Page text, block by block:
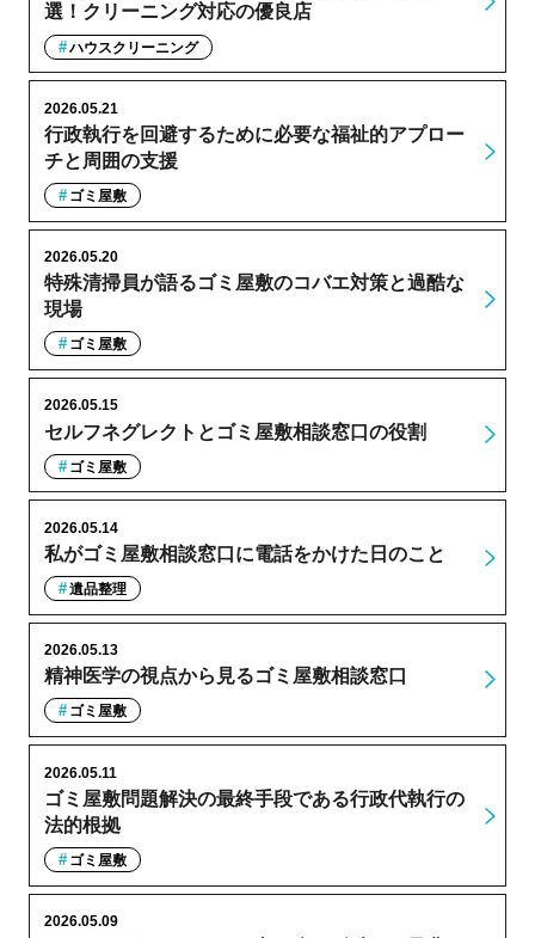
選！クリーニング対応の優良店
ハウスクリーニング
行政執行を回避するために必要な福祉的アプロー
チと周囲の支援
2026.05.21
ゴミ屋敷
特殊清掃員が語るゴミ屋敷のコバエ対策と過酷な
現場
2026.05.20
ゴミ屋敷
セルフネグレクトとゴミ屋敷相談窓口の役割
2026.05.15
ゴミ屋敷
私がゴミ屋敷相談窓口に電話をかけた日のこと
2026.05.14
遺品整理
精神医学の視点から見るゴミ屋敷相談窓口
2026.05.13
ゴミ屋敷
ゴミ屋敷問題解決の最終手段である行政代執行の
法的根拠
2026.05.11
ゴミ屋敷
2026.05.09